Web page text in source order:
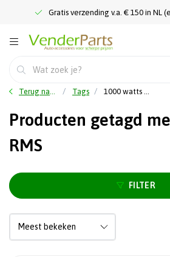
Gratis verzending v.a. € 150 in NL
Terug naar home Tags 1000 watts RMS
Producten getagd
RMS
FILTER